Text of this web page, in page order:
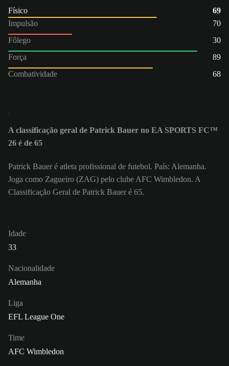
Físico
69
Impulsão
70
Fôlego
30
Força
89
Combatividade
68
A classificação geral de Patrick Bauer no EA SPORTS FC™
26 é de 65
Patrick Bauer é atleta profissional de futebol. País: Alemanha.
Joga como Zagueiro (ZAG) pelo clube AFC Wimbledon. A
Classificação Geral de Patrick Bauer é 65.
Idade
33
Nacionalidade
Alemanha
Liga
EFL League One
Time
AFC Wimbledon